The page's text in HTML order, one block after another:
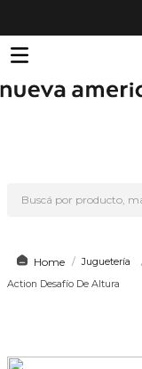
Juguetería
Action Desafío De Altura
2.
nike
4.
lego
5.
cafetera
7.
organizador